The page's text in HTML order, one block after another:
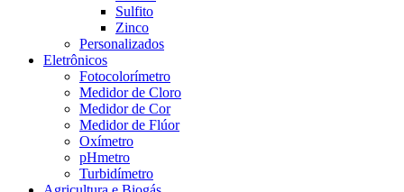
Sulfito
Zinco
Personalizados
Eletrônicos
Fotocolorímetro
Medidor de Cloro
Medidor de Cor
Medidor de Flúor
Oxímetro
pHmetro
Turbidímetro